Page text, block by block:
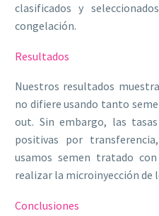
clasificados y
congelación.
Resultados
Nuestros resultados
no difiere usando tanto
out. Sin embargo, las
positivas por
usamos semen tratado
realizar la microinyección de
Conclusiones